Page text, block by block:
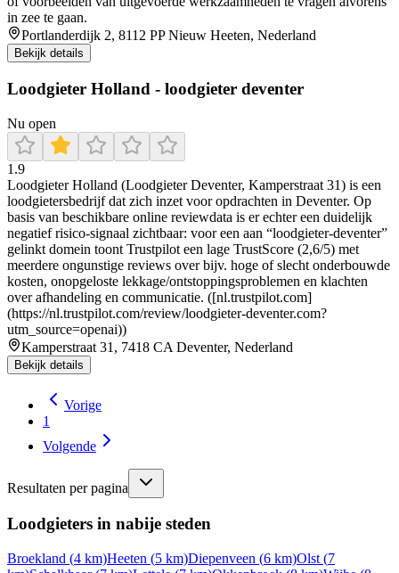
in zee te gaan.
Portlanderdijk 2, 8112 PP Nieuw Heeten, Nederland
Bekijk details
Loodgieter Holland - loodgieter deventer
Nu open
1.9
Loodgieter Holland (Loodgieter Deventer, Kamperstraat 31) is een
loodgietersbedrijf dat zich inzet voor opdrachten in Deventer. Op
basis van beschikbare online reviewdata is er echter een duidelijk
negatief risico-signaal zichtbaar: voor een aan “loodgieter-deventer”
gelinkt domein toont Trustpilot een lage TrustScore (2,6/5) met
meerdere ongunstige reviews over bijv. hoge of slecht onderbouwde
kosten, onopgeloste lekkage/ontstoppingsproblemen en klachten
over afhandeling en communicatie. ([nl.trustpilot.com]
(https://nl.trustpilot.com/review/loodgieter-deventer.com?
utm_source=openai))
Kamperstraat 31, 7418 CA Deventer, Nederland
Bekijk details
Vorige
1
Volgende
Resultaten per pagina
Loodgieters in nabije steden
Broekland (4 km)Heeten (5 km)Diepenveen (6 km)Olst (7